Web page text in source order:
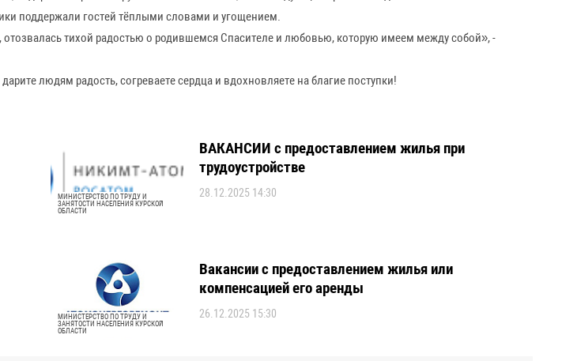
поддержали гостей тёплыми словами и угощением.
тихой радостью о родившемся Спасителе и любовью, которую имеем между собой», -
людям радость, согреваете сердца и вдохновляете на благие поступки!
МИНИСТЕРСТВО ПО ТРУДУ И
ЗАНЯТОСТИ НАСЕЛЕНИЯ КУРСКОЙ
ОБЛАСТИ
ВАКАНСИИ с предоставлением жилья при
трудоустройстве
28.12.2025 14:30
МИНИСТЕРСТВО ПО ТРУДУ И
ЗАНЯТОСТИ НАСЕЛЕНИЯ КУРСКОЙ
ОБЛАСТИ
Вакансии с предоставлением жилья или
компенсацией его аренды
26.12.2025 15:30